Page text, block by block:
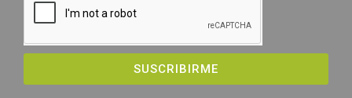
SUSCRIBIRME